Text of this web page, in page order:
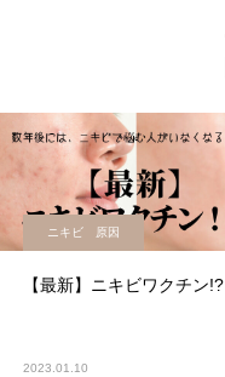
ニキビ 原因
【最新】ニキビワクチン!?
2023.01.10